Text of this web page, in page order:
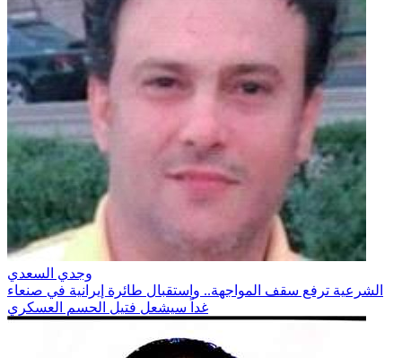
وجدي السعدي
الشرعية ترفع سقف المواجهة.. واستقبال طائرة إيرانية في صنعاء
غداً سيشعل فتيل الحسم العسكري